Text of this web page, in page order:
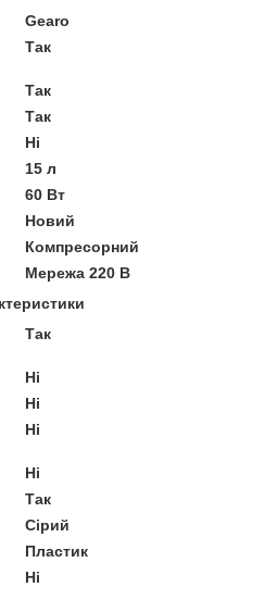
Gearo
Так
Так
Так
Ні
15 л
60 Вт
Новий
Компресорний
Мережа 220 В
Так
Ні
Ні
Ні
Ні
Так
Сірий
Пластик
Ні